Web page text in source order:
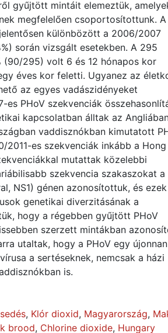
gyűjtött mintáit elemeztük,
megfelelően csoportosítottunk. A
különbözött a 2006/2007
során vizsgált esetekben. A 295
(90/295) volt 6 és 12 hónapos kor
éves kor feletti. Ugyanez az
az egyes vadászidényeket
PHoV szekvenciák
kapcsolatban álltak az
vaddisznókban kimutatott
2011-es szekvenciák inkább a Hong
mutattak közelebbi
szekvencia szakaszokat a
NS1) génen azonosítottuk, és ezek
genetikai diverzitásának a
hogy a régebben gyűjtött PHoV
szerzett mintákban
utaltak, hogy a PHoV egy újonnan
a sertéseknek, nemcsak a házi
is.
, Klór dioxid, Magyarország,
brood, Chlorine dioxide, Hungary